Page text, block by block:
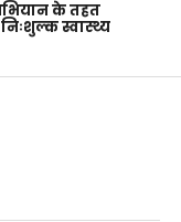
के तहत
स्वास्थ्य